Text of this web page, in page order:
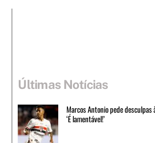
Últimas Notícias
Marcos Antonio pede
‘É lamentável!’